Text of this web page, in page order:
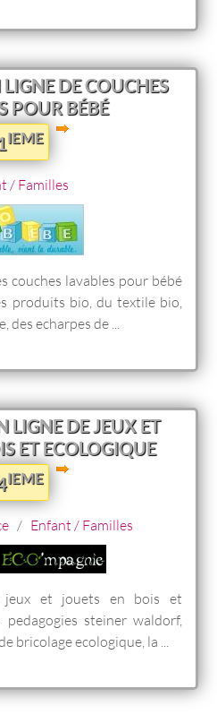
DE COUCHES
POUR BÉBÉ
IEME
/ Familles
couches lavables pour bébé
produits bio, du textile bio,
echarpes de ...
LIGNE DE JEUX ET
ET ECOLOGIQUE
IEME
/ Enfant / Familles
jeux et jouets en bois et
steiner waldorf,
bricolage ecologique, la ...